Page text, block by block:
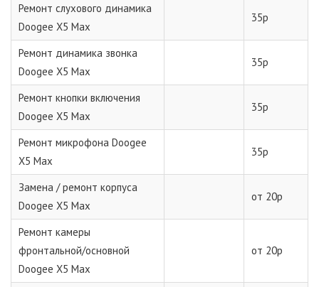
Ремонт слухового динамика
Doogee X5 Max
35р
Ремонт динамика звонка
Doogee X5 Max
35р
Ремонт кнопки включения
Doogee X5 Max
35р
Ремонт микрофона Doogee
X5 Max
35р
Замена / ремонт корпуса
Doogee X5 Max
от 20р
Ремонт камеры
фронтальной/основной
Doogee X5 Max
от 20р